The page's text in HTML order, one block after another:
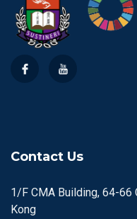
Contact Us
1/F CMA Building, 64-66
Kong